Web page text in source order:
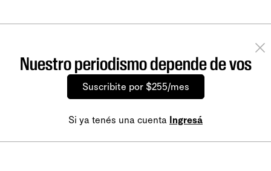
Nuestro periodismo depende de vos
Suscribite por $255/mes
Si ya tenés una cuenta Ingresá